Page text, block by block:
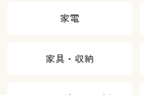
家電
家具・収納